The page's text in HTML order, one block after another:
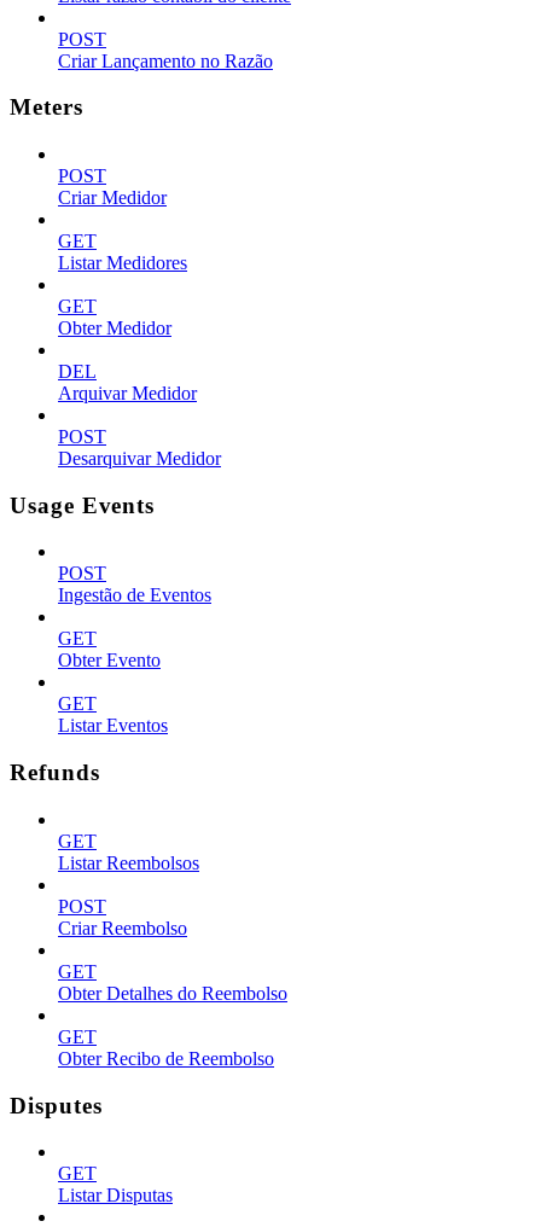
POST
Criar Lançamento no Razão
Meters
POST
Criar Medidor
GET
Listar Medidores
GET
Obter Medidor
DEL
Arquivar Medidor
POST
Desarquivar Medidor
Usage Events
POST
Ingestão de Eventos
GET
Obter Evento
GET
Listar Eventos
Refunds
GET
Listar Reembolsos
POST
Criar Reembolso
GET
Obter Detalhes do Reembolso
GET
Obter Recibo de Reembolso
Disputes
GET
Listar Disputas